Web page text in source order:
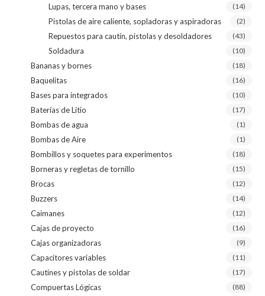
Lupas, tercera mano y bases (14)
Pistolas de aire caliente, sopladoras y aspiradoras (2)
Repuestos para cautín, pistolas y desoldadores (43)
Soldadura (10)
Bananas y bornes (18)
Baquelitas (16)
Bases para integrados (10)
Baterías de Litio (17)
Bombas de agua (1)
Bombas de Aire (1)
Bombillos y soquetes para experimentos (18)
Borneras y regletas de tornillo (15)
Brocas (12)
Buzzers (14)
Caimanes (12)
Cajas de proyecto (16)
Cajas organizadoras (9)
Capacitores variables (11)
Cautines y pistolas de soldar (17)
Compuertas Lógicas (88)